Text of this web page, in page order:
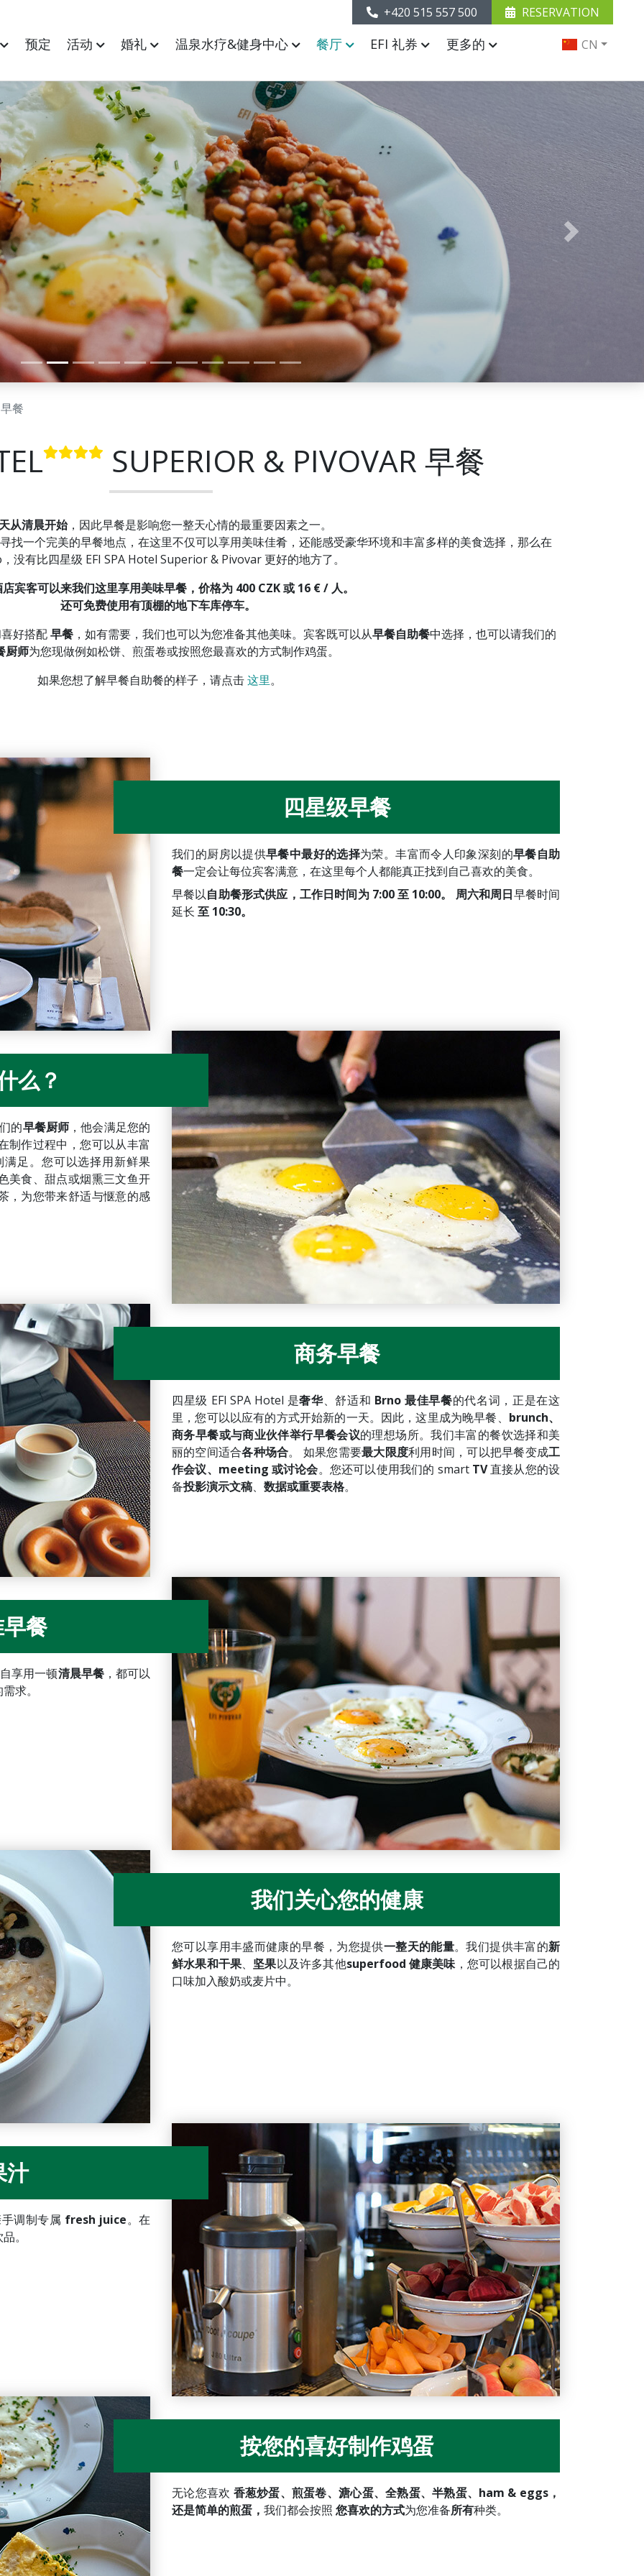
预定 活动 婚礼 温泉水疗&健身中心 餐厅 EFI 礼券 更多的
+420 515 557 500 RESERVATION
CN
Next
早餐
SUPERIOR & PIVOVAR 早餐
从清晨开始，因此早餐是影响您一整天心情的最重要因素之一。
找一个完美的早餐地点，在这里不仅可以享用美味佳肴，还能感受豪华环境和丰富多样的美食选择，那么在
没有比四星级 EFI SPA Hotel Superior & Pivovar 更好的地方了。
宾客可以来我们这里享用美味早餐，价格为 400 CZK 或 16 € / 人。
还可免费使用有顶棚的地下车库停车。
好搭配早餐 ，如有需要，我们也可以为您准备其他美味。宾客既可以从早餐自助餐中选择，也可以请我们的
厨师为您现做例如松饼、煎蛋卷或按照您最喜欢的方式制作鸡蛋。
如果您想了解早餐自助餐的样子，请点击这里。
四星级早餐
我们的厨房以提供早餐中最好的选择为荣。丰富而令人印象深刻的早餐自助
餐一定会让每位宾客满意，在这里每个人都能真正找到自己喜欢的美食。
早餐以自助餐形式供应，工作日时间为 7:00 至 10:00。 周六和周日早餐时间
延长 至 10:30。
么？
的早餐厨师 ，他会满足您的
制作过程中，您可以从丰富
足。您可以选择用新鲜果
美食、甜点或烟熏三文鱼开
，为您带来舒适与惬意的感
商务早餐
四星级 EFI SPA Hotel 是奢华、舒适和 Brno 最佳早餐的代名词，正是在这
里，您可以以应有的方式开始新的一天。因此，这里成为晚早餐、 brunch、
商务早餐或与商业伙伴举行早餐会议的理想场所。我们丰富的餐饮选择和美
丽的空间适合各种场合。 如果您需要最大限度利用时间，可以把早餐变成工
作会议、meeting 或讨论会。您还可以使用我们的 smart TV直接从您的设
备投影演示文稿、 数据或重要表格。
餐
享用一顿清晨早餐，都可以
求。
我们关心您的健康
您可以享用丰盛而健康的早餐，为您提供一整天的能量。我们提供丰富的新
鲜水果和干果、 坚果以及许多其他superfood 健康美味，您可以根据自己的
口味加入酸奶或麦片中。
汁
调制专属 fresh juice。在
。
按您的喜好制作鸡蛋
无论您喜欢 香葱炒蛋、煎蛋卷、溏心蛋、全熟蛋、半熟蛋、ham & eggs，
还是简单的煎蛋， 我们都会按照 您喜欢的方式为您准备所有种类。